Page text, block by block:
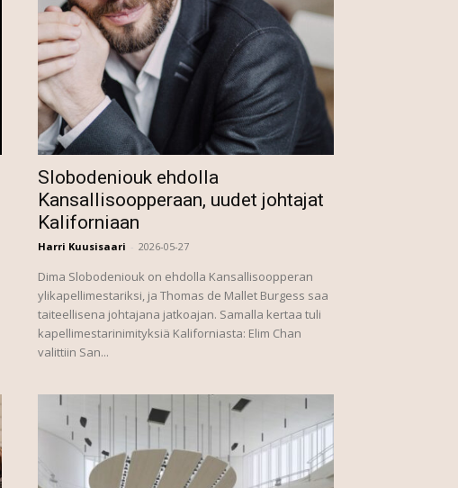
Slobodeniouk ehdolla
Kansallisoopperaan, uudet johtajat
Kaliforniaan
Harri Kuusisaari - 2026-05-27
Dima Slobodeniouk on ehdolla Kansallisoopperan
ylikapellimestariksi, ja Thomas de Mallet Burgess saa
taiteellisena johtajana jatkoajan. Samalla kertaa tuli
kapellimestarinimityksiä Kaliforniasta: Elim Chan
valittiin San...